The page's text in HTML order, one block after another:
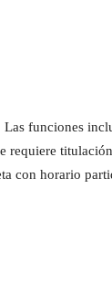
Las funciones
requiere
con horario